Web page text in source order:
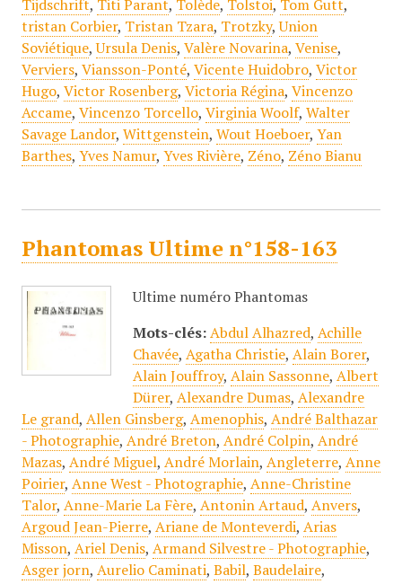
Tijdschrift, Titi Parant, Tolède, Tolstoi, Tom Gutt,
tristan Corbier, Tristan Tzara, Trotzky,Union
Soviétique,Ursula Denis, Valère Novarina, Venise,
Verviers, Viansson-Ponté, Vicente Huidobro, Victor
Hugo, Victor Rosenberg, Victoria Régina, Vincenzo
Accame, Vincenzo Torcello, Virginia Woolf, Walter
Savage Landor, Wittgenstein, Wout Hoeboer, Yan
Barthes, Yves Namur, Yves Rivière, Zéno, Zéno Bianu
Phantomas Ultime n°158-163
Ultime numéro Phantomas
Mots-clés: Abdul Alhazred, Achille
Chavée, Agatha Christie, Alain Borer,
Alain Jouffroy, Alain Sassonne, Albert
Dürer, Alexandre Dumas, Alexandre
Le grand, Allen Ginsberg, Amenophis, André Balthazar
- Photographie, André Breton, André Colpin, André
Mazas, André Miguel, André Morlain, Angleterre, Anne
Poirier, Anne West - Photographie, Anne-Christine
Talor, Anne-Marie La Fère, Antonin Artaud, Anvers,
Argoud Jean-Pierre, Ariane de Monteverdi, Arias
Misson, Ariel Denis, Armand Silvestre - Photographie,
Asger jorn, Aurelio Caminati, Babil, Baudelaire,